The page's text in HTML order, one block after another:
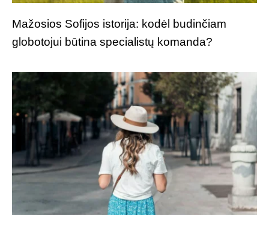
Mažosios Sofijos istorija: kodėl budinčiam
globotojui būtina specialistų komanda?